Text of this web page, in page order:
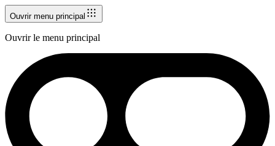
Ouvrir menu principal
Ouvrir le menu principal